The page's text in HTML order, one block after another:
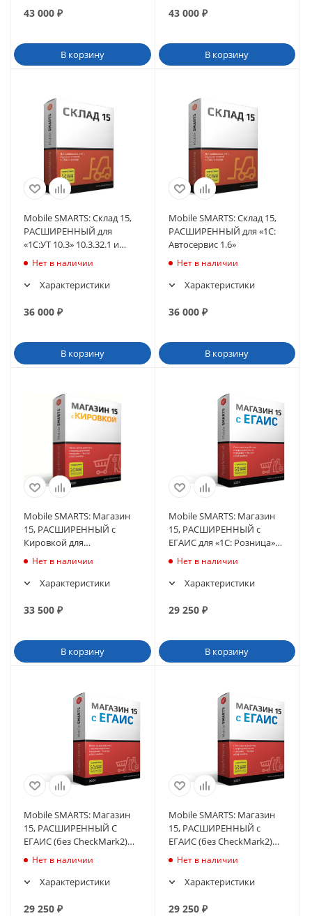
43 000 ₽
В корзину
43 000₽
В корзину
Mobile SMARTS: Склад 15,
РАСШИРЕННЫЙ для
«1С:УТ 10.3» 10.3.32.1 и
выше до 10.3.x.x
Нет в наличии
Характеристики
36 000 ₽
В корзину
Mobile SMARTS: Склад 15,
РАСШИРЕННЫЙ для «1С:
Автосервис 1.6»
Нет в наличии
Характеристики
36 000₽
В корзину
Mobile SMARTS: Магазин
15, РАСШИРЕННЫЙ с
Кировкой для
конфигурации на базе
Нет в наличии
Характеристики
33 500 ₽
В корзину
Mobile SMARTS: Магазин
15, РАСШИРЕННЫЙ с
ЕГАИС для «1С: Розница»
2.3.1.30 и выше до 2.3.x.x
Нет в наличии
Характеристики
29 250₽
В корзину
Mobile SMARTS: Магазин
15, РАСШИРЕННЫЙ С
ЕГАИС (без CheckMark2)
для «1С:УТ 10.3» 10.3.32.1 и
Нет в наличии
Характеристики
29 250 ₽
Mobile SMARTS: Магазин
15, РАСШИРЕННЫЙ с
ЕГАИС (без CheckMark2)
для «1С:Розница 2»
Нет в наличии
Характеристики
29 250₽